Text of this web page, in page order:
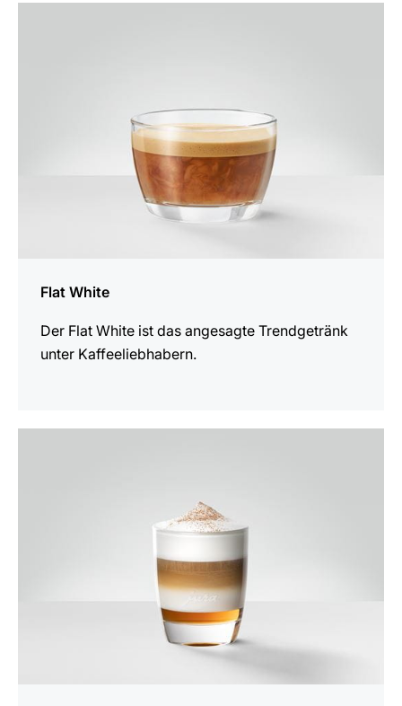
Flat White
Der Flat White ist das angesagte Trendgetränk
unter Kaffeeliebhabern.